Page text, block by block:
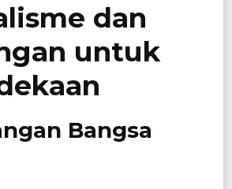
dan
untuk
Bangsa